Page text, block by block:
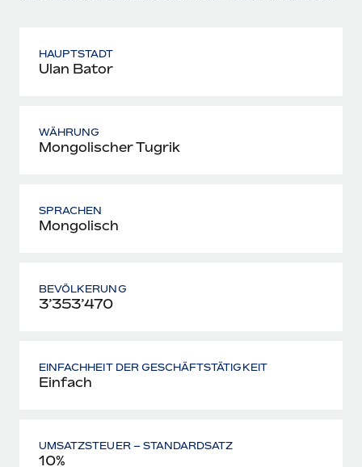
HAUPTSTADT
Ulan Bator
WÄHRUNG
Mongolischer Tugrik
SPRACHEN
Mongolisch
BEVÖLKERUNG
3’353’470
EINFACHHEIT DER GESCHÄFTSTÄTIGKEIT
Einfach
UMSATZSTEUER – STANDARDSATZ
10%